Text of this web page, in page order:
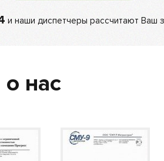
и наши диспетчеры рассчитают Ваш
нас